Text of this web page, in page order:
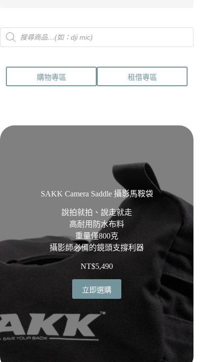
Products
search
購物專區 租借專區
SAKK Camera Saddle 攝影馬鞍袋
說拍就拍、說走就走
高耐用防水布料
重量僅800克
攝影師必備的鏡頭支撐利器
NT$5,490
立即選購